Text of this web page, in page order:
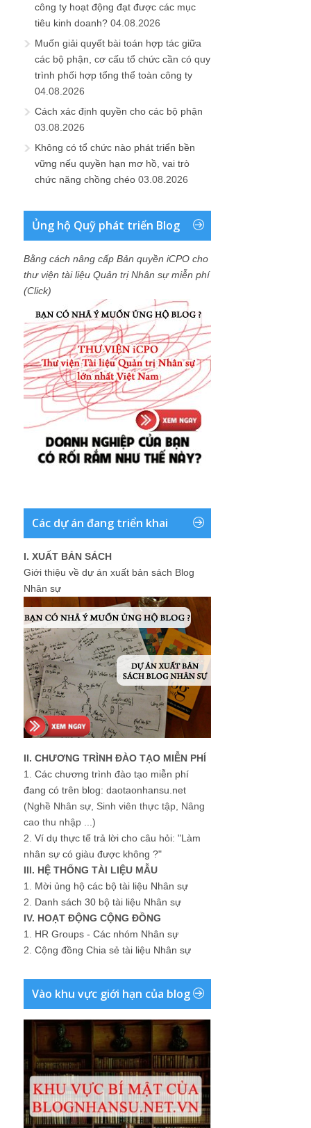
công ty hoạt động đạt được các mục
tiêu kinh doanh? 04.08.2026
Muốn giải quyết bài toán hợp tác giữa
các bộ phận, cơ cấu tổ chức cần có quy
trình phối hợp tổng thể toàn công ty
04.08.2026
Cách xác định quyền cho các bộ phận
03.08.2026
Không có tổ chức nào phát triển bền
vững nếu quyền hạn mơ hồ, vai trò
chức năng chồng chéo 03.08.2026
Ủng hộ Quỹ phát triển Blog
Bằng cách nâng cấp Bản quyền iCPO cho
thư viện tài liệu Quản trị Nhân sự miễn phí
(Click)
Các dự án đang triển khai
I. XUẤT BẢN SÁCH
Giới thiệu về dự án xuất bản sách Blog
Nhân sự
II. CHƯƠNG TRÌNH ĐÀO TẠO MIỄN PHÍ
1. Các chương trình đào tạo miễn phí
đang có trên blog: daotaonhansu.net
(Nghề Nhân sự, Sinh viên thực tập, Nâng
cao thu nhập ...)
2. Ví dụ thực tế trả lời cho câu hỏi: "Làm
nhân sự có giàu được không ?"
III. HỆ THỐNG TÀI LIỆU MẪU
1. Mời ủng hộ các bộ tài liệu Nhân sự
2. Danh sách 30 bộ tài liệu Nhân sự
IV. HOẠT ĐỘNG CỘNG ĐỒNG
1. HR Groups - Các nhóm Nhân sự
2. Cộng đồng Chia sẻ tài liệu Nhân sự
Vào khu vực giới hạn của blog